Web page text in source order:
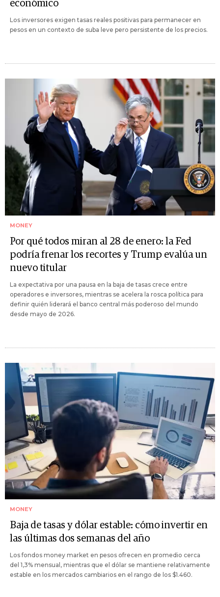
económico
Los inversores exigen tasas reales positivas para permanecer en
pesos en un contexto de suba leve pero persistente de los precios.
MONEY
Por qué todos miran al 28 de enero: la Fed
podría frenar los recortes y Trump evalúa un
nuevo titular
La expectativa por una pausa en la baja de tasas crece entre
operadores e inversores, mientras se acelera la rosca política para
definir quién liderará el banco central más poderoso del mundo
desde mayo de 2026.
MONEY
Baja de tasas y dólar estable: cómo invertir en
las últimas dos semanas del año
Los fondos money market en pesos ofrecen en promedio cerca
del 1,3% mensual, mientras que el dólar se mantiene relativamente
estable en los mercados cambiarios en el rango de los $1.460.